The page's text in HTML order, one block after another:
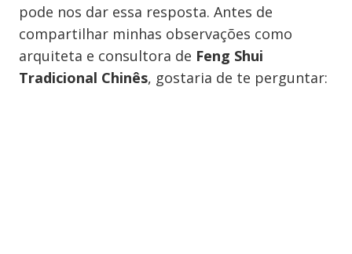
pode nos dar essa resposta. Antes de
compartilhar minhas observações como
arquiteta e consultora de Feng Shui
Tradicional Chinês, gostaria de te perguntar: